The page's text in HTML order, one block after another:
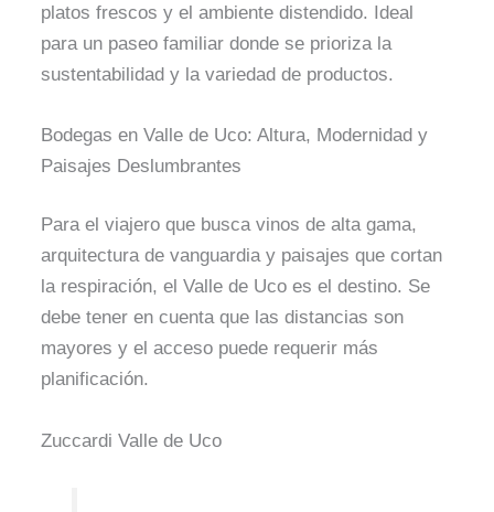
platos frescos y el ambiente distendido. Ideal
para un paseo familiar donde se prioriza la
sustentabilidad y la variedad de productos.
Bodegas en Valle de Uco: Altura, Modernidad y
Paisajes Deslumbrantes
Para el viajero que busca vinos de alta gama,
arquitectura de vanguardia y paisajes que cortan
la respiración, el Valle de Uco es el destino. Se
debe tener en cuenta que las distancias son
mayores y el acceso puede requerir más
planificación.
Zuccardi Valle de Uco